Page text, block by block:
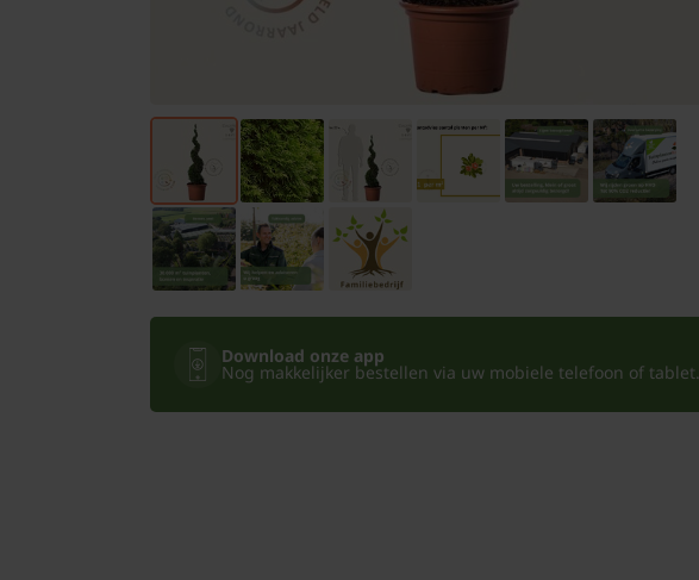
Kamerplanten
Bloempotten
Download onze app
Nog makkelijker bestellen via uw mobiele telefoon of tablet.